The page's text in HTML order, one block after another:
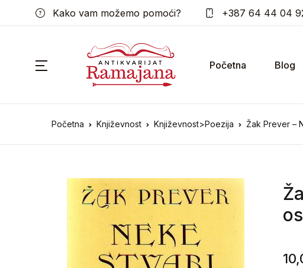
Kako vam možemo pomoći? +387 64 44 04
Početna Blog
Početna Književnost Književnost>Poezija Žak Prever –